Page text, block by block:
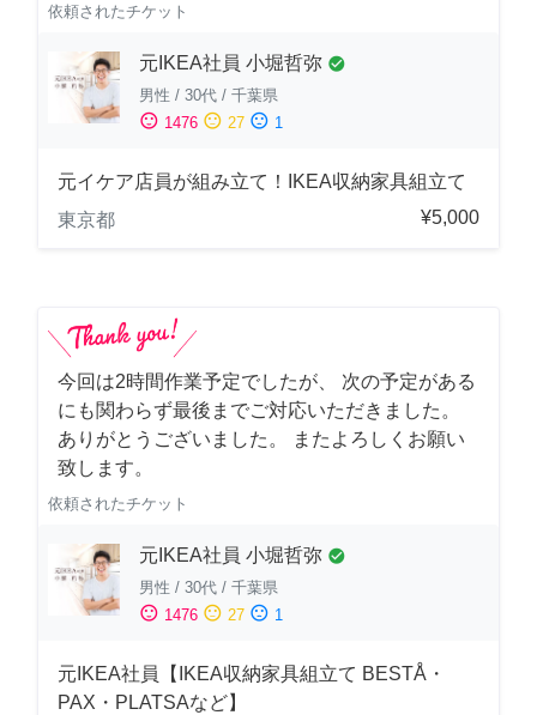
依頼されたチケット
元IKEA社員 小堀哲弥 check_circle
男性 / 30代 / 千葉県
sentiment_satisfied 1476 sentiment_neutral 27 sentiment_dissatisfied 1
元イケア店員が組み立て！IKEA収納家具組立て
東京都
¥5,000
今回は2時間作業予定でしたが、 次の予定がある
にも関わらず最後までご対応いただきました。
ありがとうございました。 またよろしくお願い
致します。
依頼されたチケット
元IKEA社員 小堀哲弥 check_circle
男性 / 30代 / 千葉県
sentiment_satisfied 1476 sentiment_neutral 27 sentiment_dissatisfied 1
元IKEA社員【IKEA収納家具組立て BESTÅ・
PAX・PLATSAなど】